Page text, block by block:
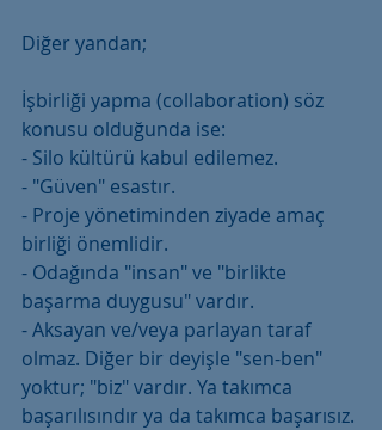
Diğer yandan;
İşbirliği yapma (collaboration) söz
konusu olduğunda ise:
- Silo kültürü kabul edilemez.
- "Güven" esastır.
- Proje yönetiminden ziyade amaç
birliği önemlidir.
- Odağında "insan" ve "birlikte
başarma duygusu" vardır.
- Aksayan ve/veya parlayan taraf
olmaz. Diğer bir deyişle "sen-ben"
yoktur; "biz" vardır. Ya takımca
başarılısındır ya da takımca başarısız.